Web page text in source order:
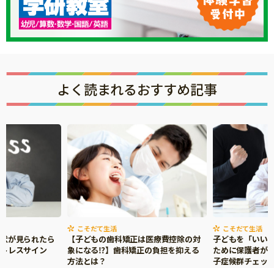
よく読まれるおすすめ記事
が見られたら
レスサイン
こそだて生活
【子どもの歯科矯正は医療費控除の対
象になる⁉】歯科矯正の負担を抑える
方法とは？
こそだて生活
子どもを「いい
ために保護者が
子症候群チェッ